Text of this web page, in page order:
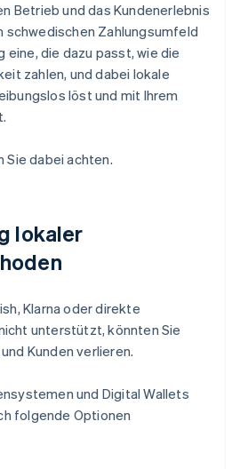
Betrieb und das Kundenerlebnis
schwedischen Zahlungsumfeld
eine, die dazu passt, wie die
zahlen, und dabei lokale
löst und mit Ihrem
Sie dabei achten.
lokaler
Klarna oder direkte
unterstützt, könnten Sie
Kunden verlieren.
und Digital Wallets
folgende Optionen